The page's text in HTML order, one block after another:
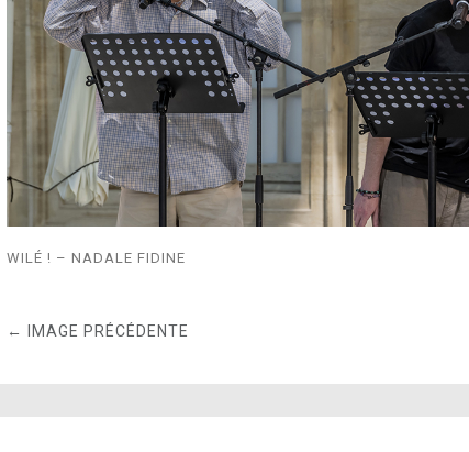
WILÉ ! – NADALE FIDINE
← IMAGE PRÉCÉDENTE